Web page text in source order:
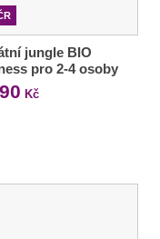
jungle BIO
pro 2-4 osoby
Kč